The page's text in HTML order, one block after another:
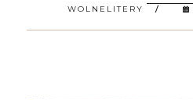
WOLNELITERY